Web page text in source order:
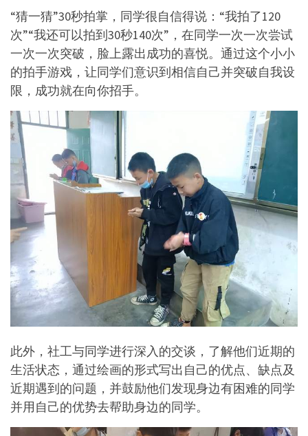
“猜一猜”30秒拍掌，同学很自信得说：“我拍了120
次”“我还可以拍到30秒140次”，在同学一次一次尝试
一次一次突破，脸上露出成功的喜悦。通过这个小小
的拍手游戏，让同学们意识到相信自己并突破自我设
限，成功就在向你招手。
此外，社工与同学进行深入的交谈，了解他们近期的
生活状态，通过绘画的形式写出自己的优点、缺点及
近期遇到的问题，并鼓励他们发现身边有困难的同学
并用自己的优势去帮助身边的同学。